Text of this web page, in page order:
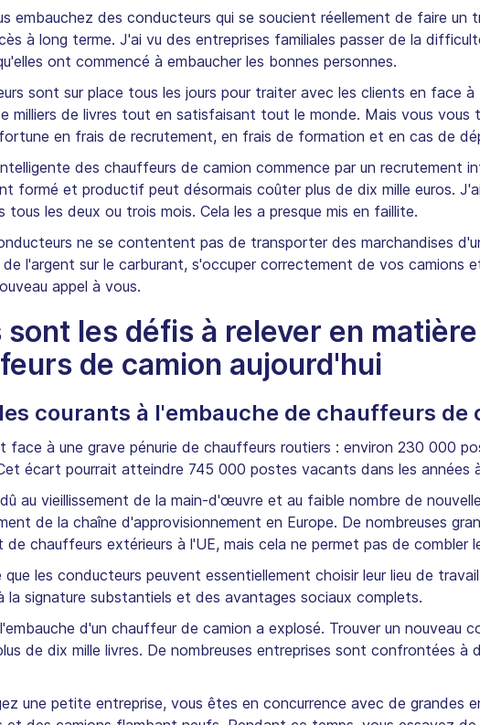
embauchez des conducteurs qui se soucient réellement de faire
à long terme. J'ai vu des entreprises familiales passer de la
ont commencé à embaucher les bonnes personnes.
sont sur place tous les jours pour traiter avec les clients en face
milliers de livres tout en satisfaisant tout le monde. Mais vous vous
en frais de recrutement, en frais de formation et en cas de
des chauffeurs de camion commence par un recrutement
formé et productif peut désormais coûter plus de dix mille euros.
tous les deux ou trois mois. Cela les a presque mis en faillite.
ne se contentent pas de transporter des marchandises
l'argent sur le carburant, s'occuper correctement de vos camions
appel à vous.
sont les défis à relever en
de camion aujourd'hui
courants à l'embauche de chauffeurs de
face à une grave pénurie de chauffeurs routiers : environ 230 000
écart pourrait atteindre 745 000 postes vacants dans les années
au vieillissement de la main-d'œuvre et au faible nombre de
de la chaîne d'approvisionnement en Europe. De nombreuses
de chauffeurs extérieurs à l'UE, mais cela ne permet pas de combler
que les conducteurs peuvent essentiellement choisir leur lieu de
la signature substantiels et des avantages sociaux complets.
d'un chauffeur de camion a explosé. Trouver un
de dix mille livres. De nombreuses entreprises sont confrontées
une petite entreprise, vous êtes en concurrence avec de grandes